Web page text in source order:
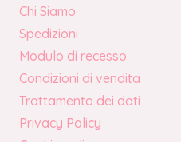
Chi Siamo
Spedizioni
Modulo di recesso
Condizioni di vendita
Trattamento dei dati
Privacy Policy